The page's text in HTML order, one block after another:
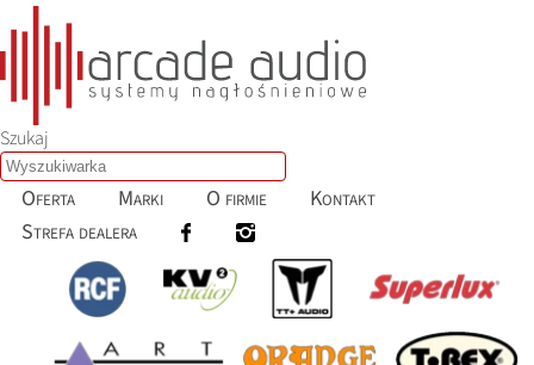
Szukaj
Oferta Marki O firmie
Kontakt
Strefa dealera